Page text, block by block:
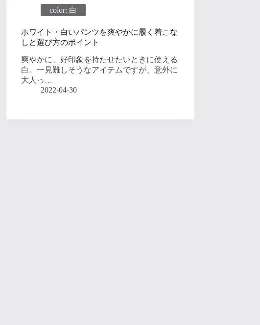
color: 白
ホワイト・白いパンツを爽やかに履く着こな
しと選び方のポイント
爽やかに、好印象を持たせたいときに使える
白。一見難しそうなアイテムですが、意外に
大人っ…
2022-04-30